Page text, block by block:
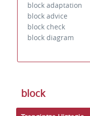
block adaptation
block advice
block check
block diagram
block